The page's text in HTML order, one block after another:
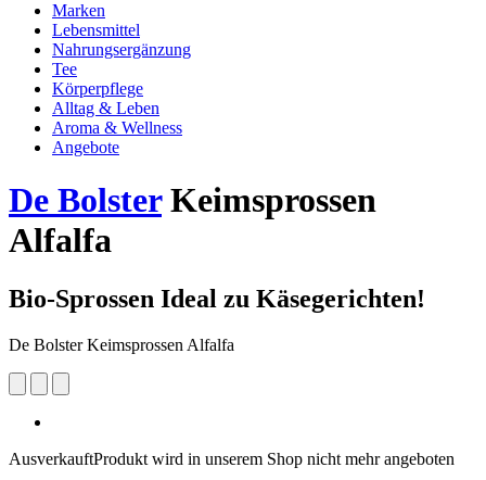
Marken
Lebensmittel
Nahrungsergänzung
Tee
Körperpflege
Alltag & Leben
Aroma & Wellness
Angebote
De BolsterKeimsprossen
Alfalfa
Bio-Sprossen Ideal zu Käsegerichten!
De Bolster Keimsprossen Alfalfa
AusverkauftProdukt wird in unserem Shop nicht mehr angeboten